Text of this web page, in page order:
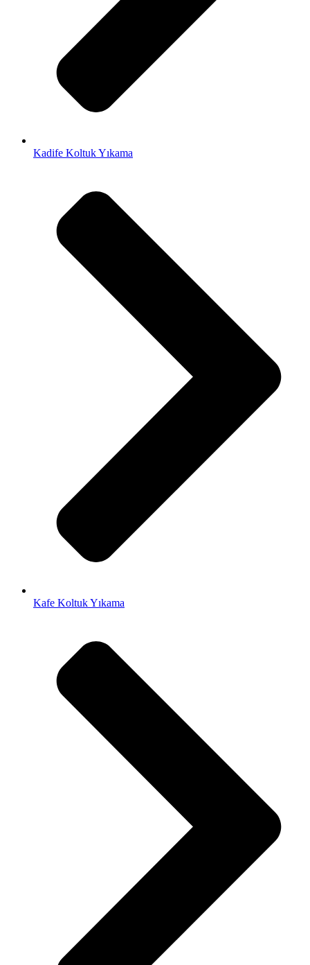
Kadife Koltuk Yıkama
Kafe Koltuk Yıkama